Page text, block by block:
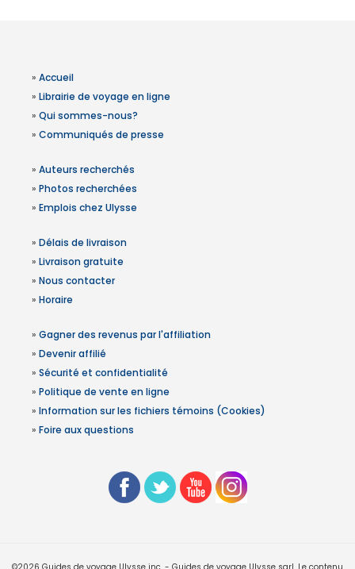
» Accueil
» Librairie de voyage en ligne
» Qui sommes-nous?
» Communiqués de presse
» Auteurs recherchés
» Photos recherchées
» Emplois chez Ulysse
» Délais de livraison
» Livraison gratuite
» Nous contacter
» Horaire
» Gagner des revenus par l'affiliation
» Devenir affilié
» Sécurité et confidentialité
» Politique de vente en ligne
» Information sur les fichiers témoins (Cookies)
» Foire aux questions